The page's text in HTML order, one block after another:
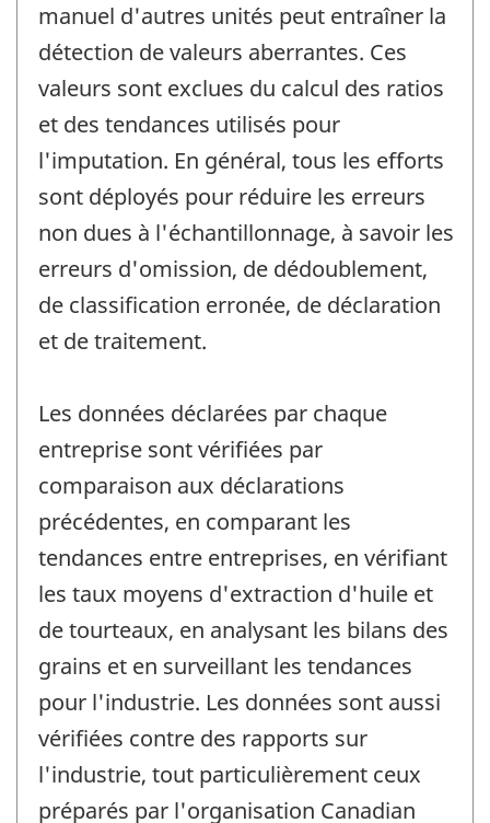
manuel d'autres unités peut entraîner la
détection de valeurs aberrantes. Ces
valeurs sont exclues du calcul des ratios
et des tendances utilisés pour
l'imputation. En général, tous les efforts
sont déployés pour réduire les erreurs
non dues à l'échantillonnage, à savoir les
erreurs d'omission, de dédoublement,
de classification erronée, de déclaration
et de traitement.
Les données déclarées par chaque
entreprise sont vérifiées par
comparaison aux déclarations
précédentes, en comparant les
tendances entre entreprises, en vérifiant
les taux moyens d'extraction d'huile et
de tourteaux, en analysant les bilans des
grains et en surveillant les tendances
pour l'industrie. Les données sont aussi
vérifiées contre des rapports sur
l'industrie, tout particulièrement ceux
préparés par l'organisation Canadian